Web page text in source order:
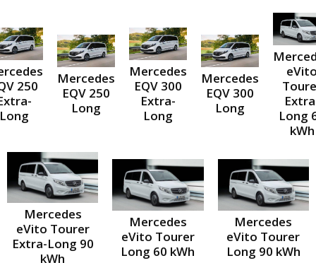
250
Long
Mercedes
EQV 250
Long
Mercedes
EQV 300
Extra-
Long
Mercedes
EQV 300
Long
Long
kWh
Mercedes
eVito Tourer
Extra-Long 90
kWh
Mercedes
eVito Tourer
Long 60 kWh
Mercedes
eVito Tourer
Long 90 kWh